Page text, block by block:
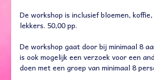
De workshop is inclusief bloemen,
lekkers. 50,00 pp.
De workshop gaat door bij minimaal 8
is ook mogelijk een verzoek voor een
doen met een groep van minimaal 8